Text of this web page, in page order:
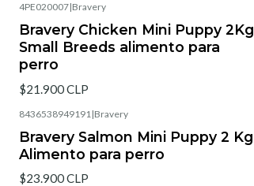
4PE020007|Bravery
Bravery Chicken Mini Puppy 2Kg
Small Breeds alimento para
perro
$21.900 CLP
8436538949191 |Bravery
Bravery Salmon Mini Puppy 2 Kg
Alimento para perro
$23.900 CLP